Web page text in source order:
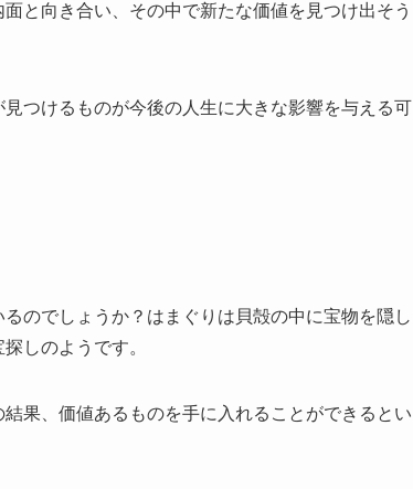
と向き合い、その中で新たな価値を見つけ出そう
つけるものが今後の人生に大きな影響を与える可
のでしょうか？はまぐりは貝殻の中に宝物を隠し
しのようです。
果、価値あるものを手に入れることができるとい